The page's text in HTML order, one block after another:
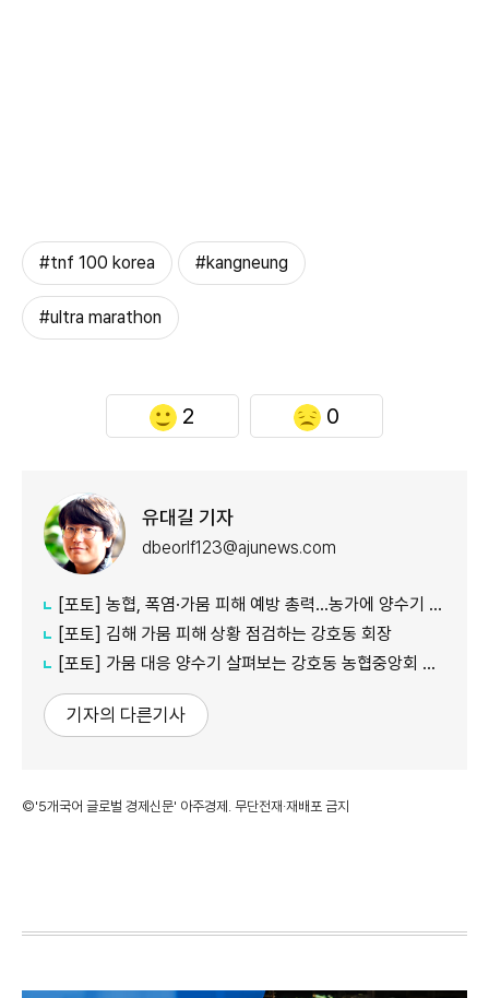
#tnf 100 korea #kangneung
#ultra marathon
2 0
유대길 기자
dbeorlf123@ajunews.com
[포토] 농협, 폭염·가뭄 피해 예방 총력…농가에 양수기 지원
[포토] 김해 가뭄 피해 상황 점검하는 강호동 회장
[포토] 가뭄 대응 양수기 살펴보는 강호동 농협중앙회 회장
기자의 다른기사
©'5개국어 글로벌 경제신문' 아주경제. 무단전재·재배포 금지